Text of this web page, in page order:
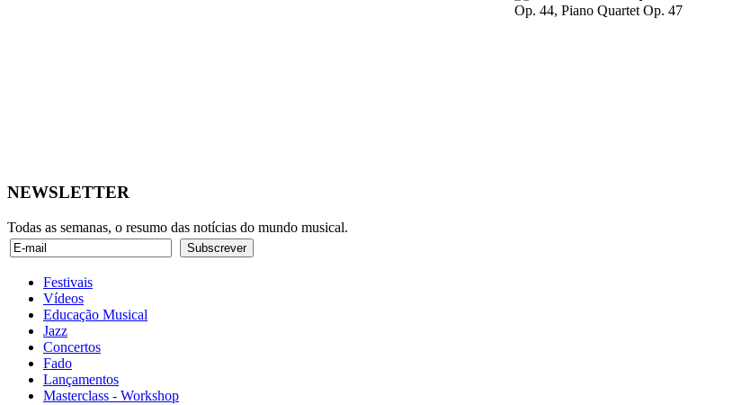
NEWSLETTER
Todas as semanas, o resumo das notícias do mundo musical.
Festivais
Vídeos
Educação Musical
Jazz
Concertos
Fado
Lançamentos
Masterclass - Workshop